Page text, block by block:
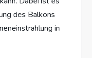
des Balkons
in